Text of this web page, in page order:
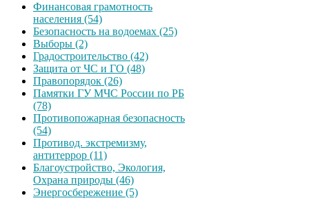
Финансовая грамотность
населения (54)
Безопасность на водоемах (25)
Выборы (2)
Градостроительство (42)
Защита от ЧС и ГО (48)
Правопорядок (26)
Памятки ГУ МЧС России по РБ
(78)
Противопожарная безопасность
(54)
Противод. экстремизму,
антитеррор (11)
Благоустройство, Экология,
Охрана природы (46)
Энергосбережение (5)